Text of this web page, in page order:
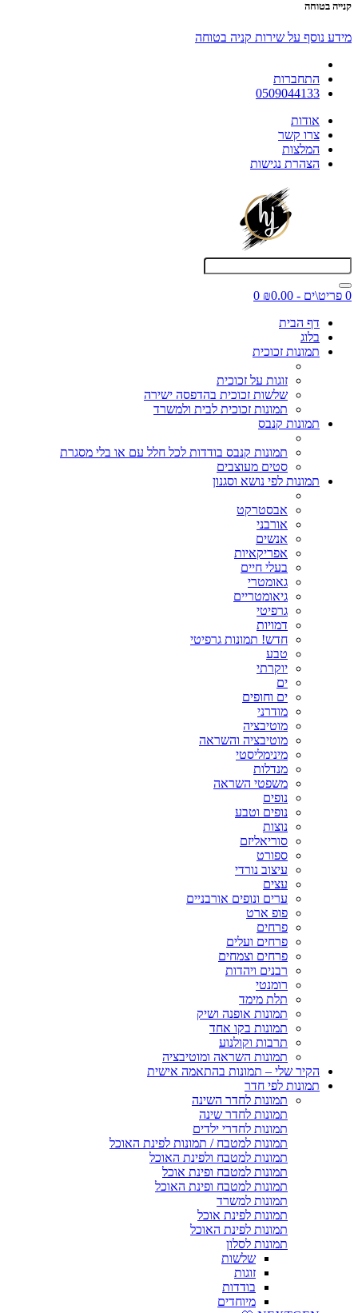
קנייה בטוחה
מידע נוסף על שירות קניה בטוחה
התחברות
0509044133
אודות
צרו קשר
המלצות
הצהרת נגישות
0 פריט\ים - ₪0.00
0
דף הבית
בלוג
תמונות זכוכית
זוגות על זכוכית
שלשות זכוכית בהדפסה ישירה
תמונות זכוכית לבית ולמשרד
תמונות קנבס
תמונות קנבס בודדות לכל חלל עם או בלי מסגרת
סטים מעוצבים
תמונות לפי נושא וסגנון
אבסטרקט
אורבני
אנשים
אפריקאיות
בעלי חיים
גאומטרי
גיאומטריים
גרפיטי
דמויות
חדש! תמונות גרפיטי
טבע
יוקרתי
ים
ים וחופים
מודרני
מוטיבציה
מוטיבציה והשראה
מינימליסטי
מנדלות
משפטי השראה
נופים
נופים וטבע
נוצות
סוריאליזם
ספורט
עיצוב נורדי
עצים
ערים ונופים אורבניים
פופ ארט
פרחים
פרחים ועלים
פרחים וצמחים
רבנים ויהדות
רומנטי
תלת מימד
תמונות אופנה ושיק
תמונות בקו אחד
תרבות וקולנוע
תמונות השראה ומוטיבציה
הקיר שלי – תמונות בהתאמה אישית
תמונות לפי חדר
תמונות לחדר השינה
תמונות לחדר שינה
תמונות לחדרי ילדים
תמונות למטבח / תמונות לפינת האוכל
תמונות למטבח ולפינת האוכל
תמונות למטבח ופינת אוכל
תמונות למטבח ופינת האוכל
תמונות למשרד
תמונות לפינת אוכל
תמונות לפינת האוכל
תמונות לסלון
שלשות
זוגות
בודדות
מיוחדים